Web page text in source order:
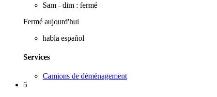
Sam - dim : fermé
Fermé aujourd'hui
habla español
Services
Camions de déménagement
5